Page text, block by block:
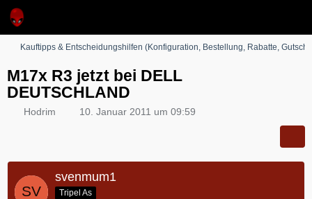
Kauftipps & Entscheidungshilfen (Konfiguration, Bestellung, Rabatte,
M17x R3 jetzt bei DELL
DEUTSCHLAND
Hodrim 10. Januar 2011 um 09:59
svenmum1
Tripel As